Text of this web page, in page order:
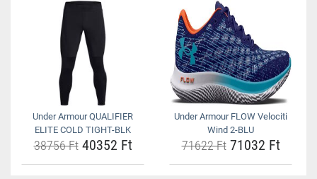
Under Armour QUALIFIER
ELITE COLD TIGHT-BLK
38756 Ft40352 Ft
Under Armour FLOW Velociti
Wind 2-BLU
71622 Ft71032 Ft